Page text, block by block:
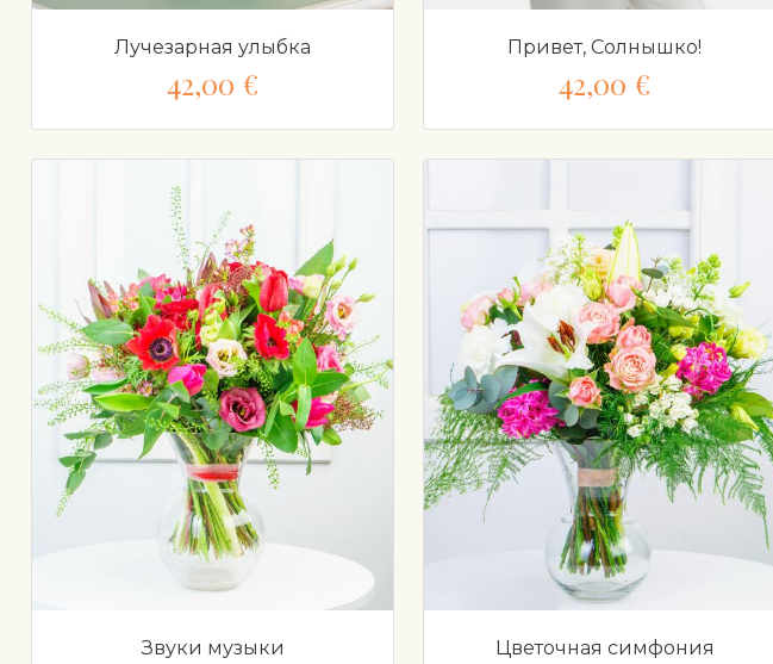
Лучезарная улыбка
42,00 €
Привет, Солнышко!
42,00 €
Звуки музыки Цветочная симфония